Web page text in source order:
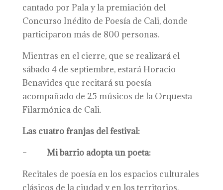
cantado por Pala y la premiación del
Concurso Inédito de Poesía de Cali, donde
participaron más de 800 personas.
Mientras en el cierre, que se realizará el
sábado 4 de septiembre, estará Horacio
Benavides que recitará su poesía
acompañado de 25 músicos de la Orquesta
Filarmónica de Cali.
Las cuatro franjas del festival:
– Mi barrio adopta un poeta:
Recitales de poesía en los espacios culturales
clásicos de la ciudad y en los territorios.